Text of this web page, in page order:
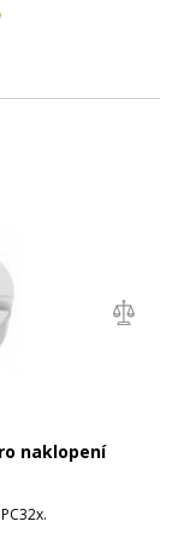
naklopení